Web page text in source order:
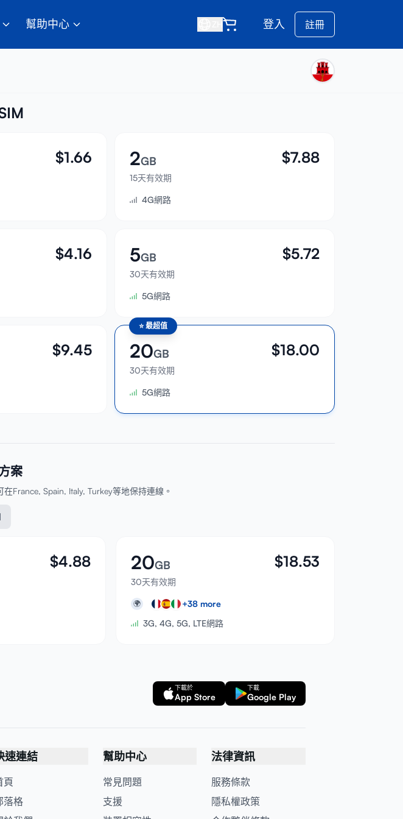
幫助中心 登入 註冊
$1.66 2GB
15天有效期
$7.88
4G網路
$4.16 5GB
30天有效期
$5.72
5G網路
$9.45
⭐最超值
20GB
30天有效期
$18.00
5G網路
案
France, Spain, Italy, Turkey等地保持連線。
$4.88 20GB
30天有效期
$18.53
🌍 +38 more
3G, 4G, 5G, LTE網路
下載於
App Store
下載
Google Play
速連結
頁
落格
幫助中心
常見問題
支援
法律資訊
服務條款
隱私權政策